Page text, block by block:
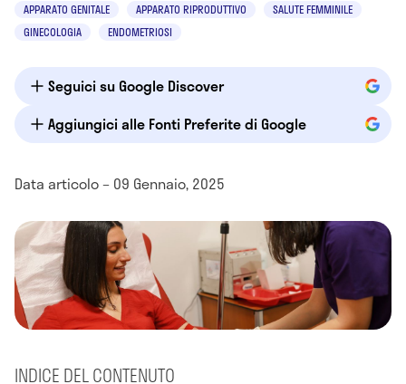
APPARATO GENITALE APPARATO RIPRODUTTIVO
SALUTE FEMMINILE
GINECOLOGIA
ENDOMETRIOSI
Seguici su Google Discover
Aggiungici alle Fonti Preferite di Google
Data articolo – 09 Gennaio, 2025
INDICE DEL CONTENUTO